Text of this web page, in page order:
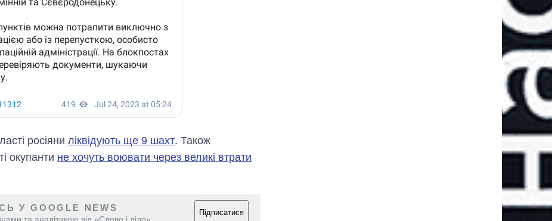
росіяни ліквідують ще 9 шахт. Також
окупанти не хочуть воювати через великі втрати
У GOOGLE NEWS Підписатися